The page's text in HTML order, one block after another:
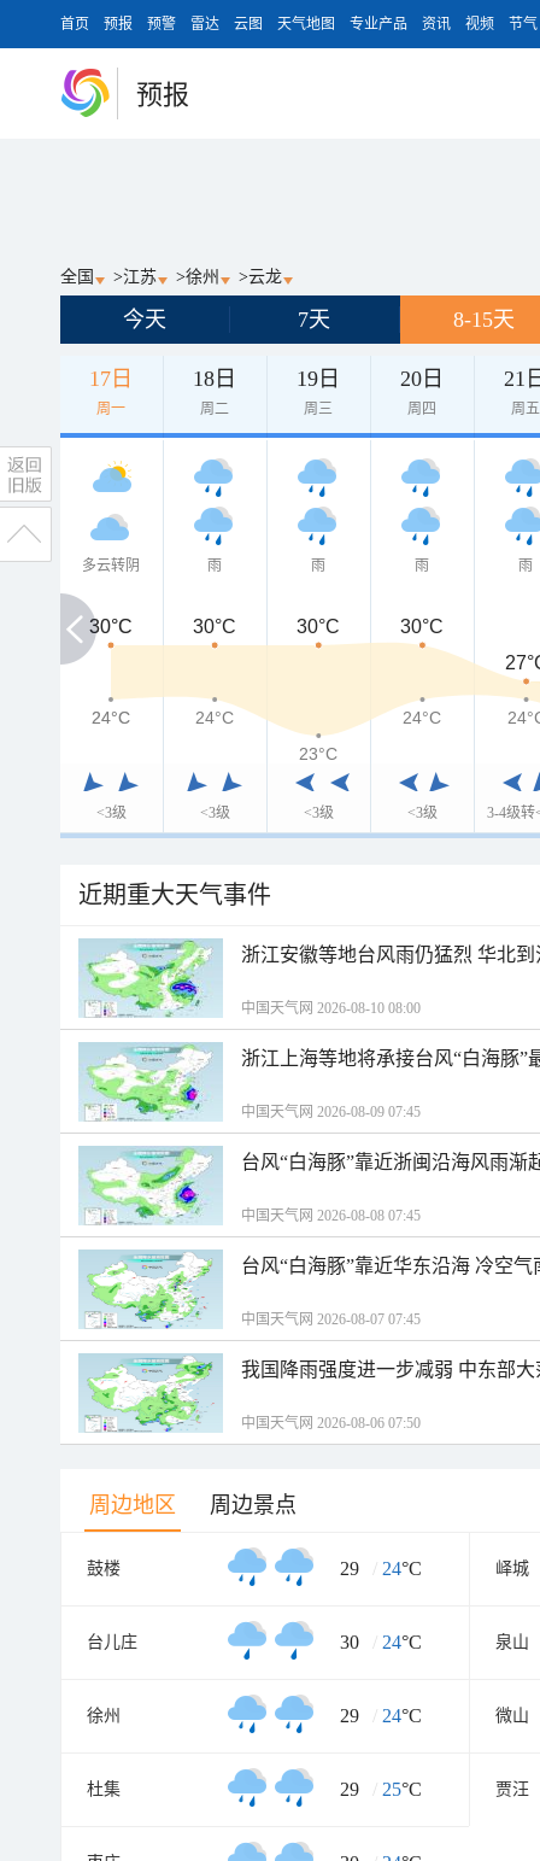
首页 预报 预警 雷达 云图 天气地图 专业产品 资讯 视频 节气
预报
全国 >江苏 >徐州 >云龙
今天 7天 8-15天
17日
周一
18日
周二
19日
周三
20日
周四
21
周五
多云转阴
<3级
雨
<3级
雨
<3级
雨
<3级
雨
3-4级转
30°C
30°C 30°C 30°C
30°C
24°C
24°C
24°C
23°C
24°C
近期重大天气事件
浙江安徽等地台风雨仍猛烈 华北
中国天气网 2026-08-10 08:00
浙江上海等地将承接台风“白海豚”
中国天气网 2026-08-09 07:45
台风“白海豚”靠近浙闽沿海风雨渐
中国天气网 2026-08-08 07:45
台风“白海豚”靠近华东沿海 冷空
中国天气网 2026-08-07 07:45
我国降雨强度进一步减弱 中东部
中国天气网 2026-08-06 07:50
周边地区 周边景点
鼓楼 29 / 24°C 峄城
台儿庄 30 / 24°C 泉山
徐州 29 / 24°C 微山
杜集 29 / 25°C 贾汪